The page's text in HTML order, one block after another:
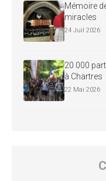
Mémoire
miracles
24 Juil 2026
20 000
à Chartres
22 Mai 2026